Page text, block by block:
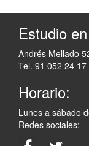
Estudio
Andrés Mellado
Tel. 91 052 24 17
Horario:
Lunes a sábado
Redes sociales: